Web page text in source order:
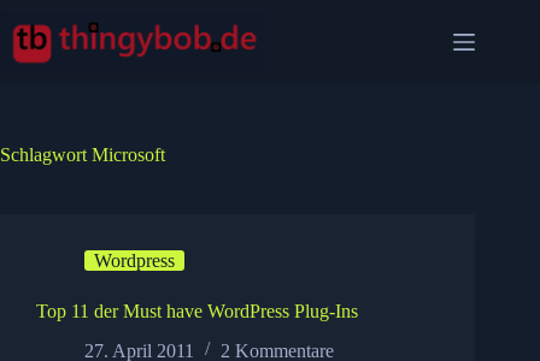
Inhalt
springen
Schlagwort Microsoft
Wordpress
Top 11 der Must have WordPress Plug-Ins
27. April 2011
2 Kommentare